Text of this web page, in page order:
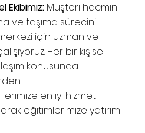
Ekibimiz: Müşteri hacmini
ve taşıma sürecini
için uzman ve
Her bir kişisel
konusunda
en iyi hizmeti
eğitimlerimize yatırım